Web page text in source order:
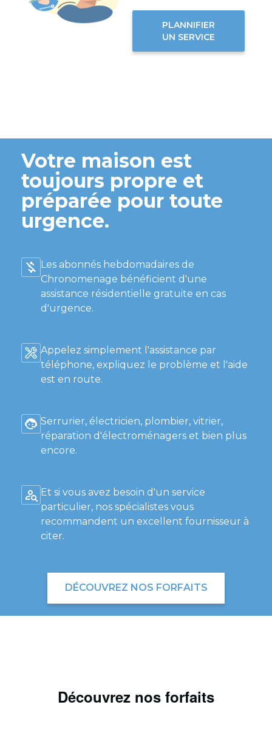
PLANNIFIER
UN SERVICE
Votre maison est
toujours propre et
préparée pour toute
urgence.
Les abonnés hebdomadaires de
Chronomenage bénéficient d'une
assistance résidentielle gratuite en cas
d'urgence.
Appelez simplement l'assistance par
téléphone, expliquez le problème et l'aide
est en route.
Serrurier, électricien, plombier, vitrier,
réparation d'électroménagers et bien plus
encore.
Et si vous avez besoin d'un service
particulier, nos spécialistes vous
recommandent un excellent fournisseur à
citer.
DÉCOUVREZ NOS FORFAITS
Découvrez nos forfaits